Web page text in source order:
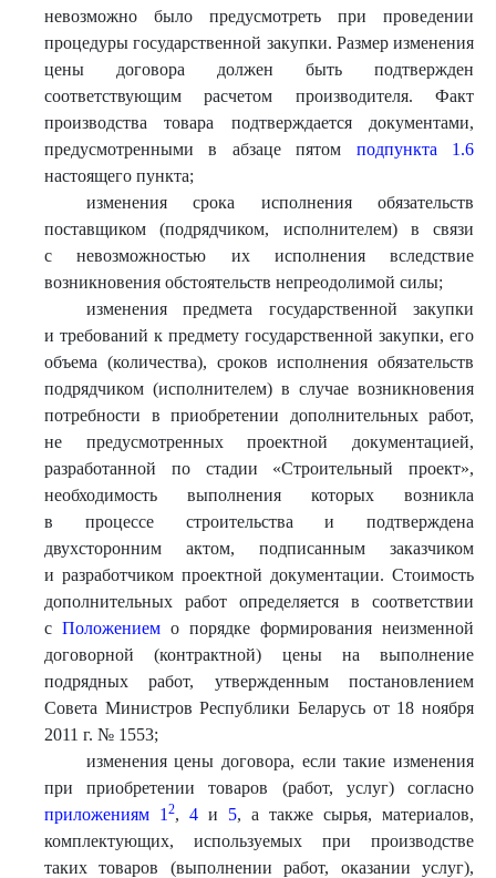
невозможно было предусмотреть при проведении
процедуры государственной закупки. Размер изменения
цены договора должен быть подтвержден
соответствующим расчетом производителя. Факт
производства товара подтверждается документами,
предусмотренными в абзаце пятом подпункта 1.6
настоящего пункта;
изменения срока исполнения обязательств
поставщиком (подрядчиком, исполнителем) в связи
с невозможностью их исполнения вследствие
возникновения обстоятельств непреодолимой силы;
изменения предмета государственной закупки
и требований к предмету государственной закупки, его
объема (количества), сроков исполнения обязательств
подрядчиком (исполнителем) в случае возникновения
потребности в приобретении дополнительных работ,
не предусмотренных проектной документацией,
разработанной по стадии «Строительный проект»,
необходимость выполнения которых возникла
в процессе строительства и подтверждена
двухсторонним актом, подписанным заказчиком
и разработчиком проектной документации. Стоимость
дополнительных работ определяется в соответствии
с Положением о порядке формирования неизменной
договорной (контрактной) цены на выполнение
подрядных работ, утвержденным постановлением
Совета Министров Республики Беларусь от 18 ноября
2011 г. № 1553;
изменения цены договора, если такие изменения
при приобретении товаров (работ, услуг) согласно
приложениям 1 2, 4 и 5, а также сырья, материалов,
комплектующих, используемых при производстве
таких товаров (выполнении работ, оказании услуг),